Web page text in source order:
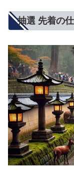
抽選 先着の